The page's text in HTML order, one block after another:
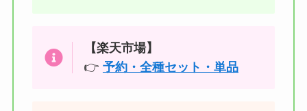
【楽天市場】
👉 予約・全種セット・単品